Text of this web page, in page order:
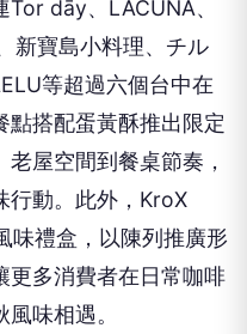
Tor dāy、 LACUNA、
新寶島小料理、チル
等超過六個台中在
點搭配蛋黃酥推出限定
屋空間到餐桌節奏，
動。此外， KroX
味禮盒，以陳列推廣形
更多消費者在日常咖啡
味相遇。